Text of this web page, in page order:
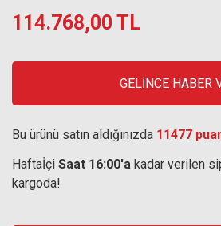
114.768,00 TL
GELİNCE HABER
Bu ürünü satın aldığınızda 11477
Haftaİçi Saat 16:00'a kadar verilen
kargoda!